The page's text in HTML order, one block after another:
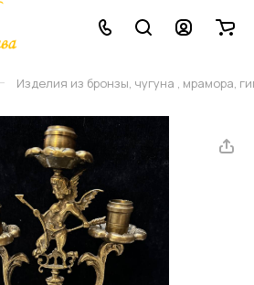
Изделия из бронзы, чугуна , мрамора,